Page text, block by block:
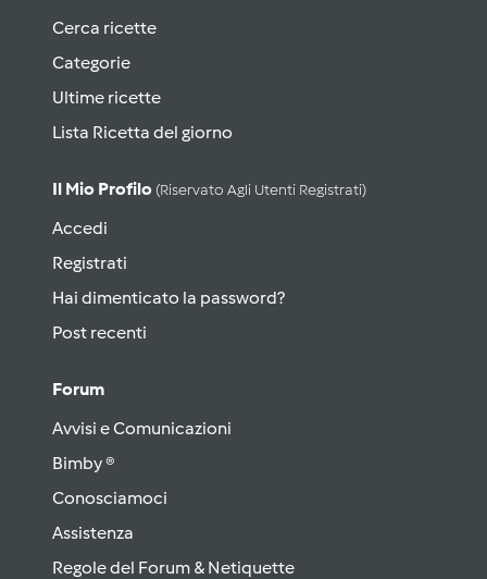
Cerca ricette
Categorie
Ultime ricette
Lista Ricetta del giorno
Il Mio Profilo (riservato Agli Utenti Registrati)
Accedi
Registrati
Hai dimenticato la password?
Post recenti
Forum
Avvisi e Comunicazioni
Bimby ®
Conosciamoci
Assistenza
Regole del Forum & Netiquette